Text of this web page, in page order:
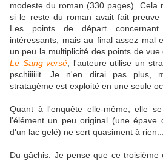
modeste du roman (330 pages). Cela
si le reste du roman avait fait preuve
Les points de départ
intéressants, mais au final assez mal
un peu la multiplicité des points de
Le Sang versé , l'auteure utilise un
pschiiiiiit. Je n'en dirai pas plus,
stratagème est exploité en une seule
Quant à l'enquête elle-même, elle
l'élément un peu original (une épave
d'un lac gelé) ne sert quasiment à rien...
Du gâchis. Je pense que ce troisième